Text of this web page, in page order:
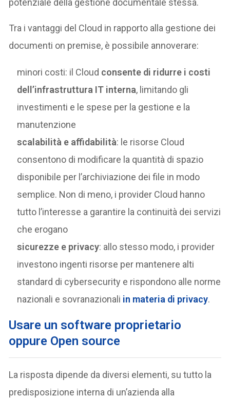
potenziale della gestione documentale stessa.
Tra i vantaggi del Cloud in rapporto alla gestione dei
documenti on premise, è possibile annoverare:
minori costi: il Cloud consente di ridurre i costi
dell’infrastruttura IT interna, limitando gli
investimenti e le spese per la gestione e la
manutenzione
scalabilità e affidabilità: le risorse Cloud
consentono di modificare la quantità di spazio
disponibile per l’archiviazione dei file in modo
semplice. Non di meno, i provider Cloud hanno
tutto l’interesse a garantire la continuità dei servizi
che erogano
sicurezze e privacy: allo stesso modo, i provider
investono ingenti risorse per mantenere alti
standard di cybersecurity e rispondono alle norme
nazionali e sovranazionali in materia di privacy.
Usare un software proprietario
oppure Open source
La risposta dipende da diversi elementi, su tutto la
predisposizione interna di un’azienda alla